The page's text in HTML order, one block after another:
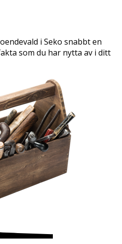
i Seko snabbt en
som du har nytta av i ditt